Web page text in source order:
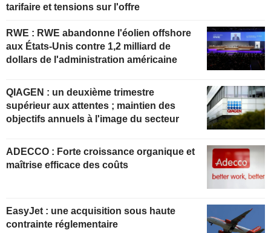
tarifaire et tensions sur l'offre
RWE : RWE abandonne l'éolien offshore
aux États-Unis contre 1,2 milliard de
dollars de l'administration américaine
QIAGEN : un deuxième trimestre
supérieur aux attentes ; maintien des
objectifs annuels à l'image du secteur
ADECCO : Forte croissance organique et
maîtrise efficace des coûts
EasyJet : une acquisition sous haute
contrainte réglementaire